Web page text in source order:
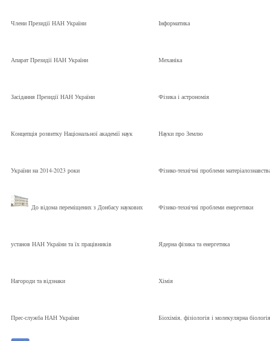
Члени Президії НАН України
Апарат Президії НАН України
Засідання Президії НАН України
Концепція розвитку Національної академії наук
України на 2014-2023 роки
До відома переміщених з Донбасу наукових
установ НАН України та їх працівників
Нагороди та відзнаки
Прес-служба НАН України
Інформатика
Механіка
Фізика і астрономія
Науки про Землю
Фізико-технічні проблеми
Фізико-технічні проблеми енергетики
Ядерна фізика та енергетика
Хімія
Біохімія, фізіологія і молекулярна біологія